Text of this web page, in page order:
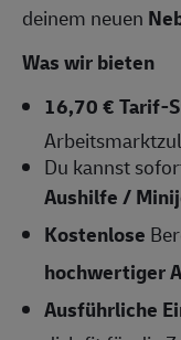
deinem neuen
Was wir bieten
16,70 € Tarif-
Du kannst
Aushilfe /
Kostenlose
hochwertiger
Ausführliche